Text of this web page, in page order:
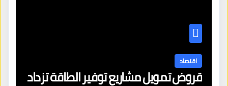
اقتصاد
قروض تمويل مشاريع توفير الطاقة تزداد